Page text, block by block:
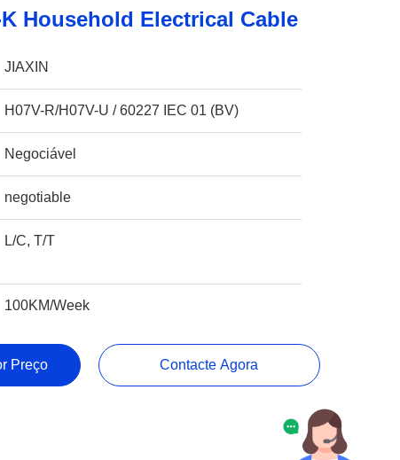
K Household Electrical Cable
JIAXIN
H07V-R/H07V-U / 60227 IEC 01 (BV)
Negociável
negotiable
L/C, T/T
100KM/Week
Preço Contacte Agora